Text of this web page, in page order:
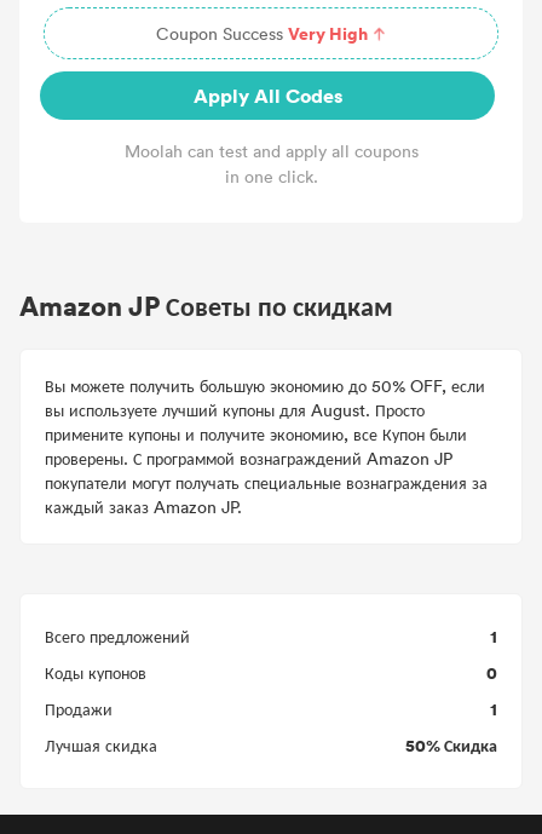
Coupon Success Very High
Apply All Codes
Moolah can test and apply all coupons
in one click.
Amazon JP Советы по скидкам
Вы можете получить большую экономию до 50% OFF, если
вы используете лучший купоны для August. Просто
примените купоны и получите экономию, все Купон были
проверены. С программой вознаграждений Amazon JP
покупатели могут получать специальные вознаграждения за
каждый заказ Amazon JP.
Всего предложений 1
Коды купонов 0
Продажи 1
Лучшая скидка 50% Скидка